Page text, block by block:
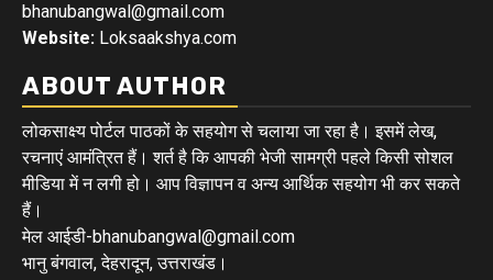
bhanubangwal@gmail.com
Website: Loksaakshya.com
ABOUT AUTHOR
लोकसाक्ष्य पोर्टल पाठकों के सहयोग से चलाया जा रहा है। इसमें लेख,
रचनाएं आमंत्रित हैं। शर्त है कि आपकी भेजी सामग्री पहले किसी सोशल
मीडिया में न लगी हो। आप विज्ञापन व अन्य आर्थिक सहयोग भी कर सकते
हैं।
मेल आईडी-bhanubangwal@gmail.com
भानु बंगवाल, देहरादून, उत्तराखंड।